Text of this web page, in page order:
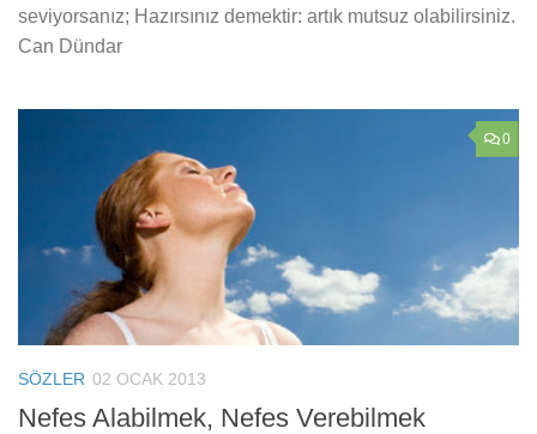
seviyorsanız; Hazırsınız demektir: artık mutsuz olabilirsiniz.
Can Dündar
0
SÖZLER 02 OCAK 2013
Nefes Alabilmek, Nefes Verebilmek